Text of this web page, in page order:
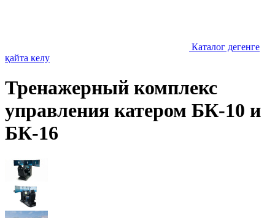
Каталог дегенге
қайта келу
Тренажерный комплекс
управления катером БК-10 и
БК-16